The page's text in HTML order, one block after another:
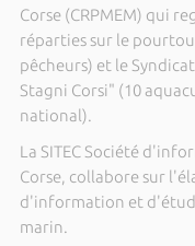
Corse (CRPMEM) qui
réparties sur le
pêcheurs) et le
Stagni Corsi" (10
national).
La SITEC Société
Corse, collabore sur
d'information et
marin.